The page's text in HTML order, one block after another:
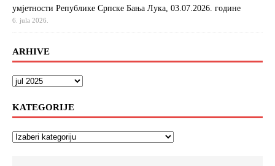
умјетности Републике Српске Бања Лука, 03.07.2026. године
6. jula 2026.
ARHIVE
KATEGORIJE